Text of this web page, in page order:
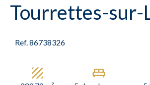
Tourrettes-sur-
Ref. 86738326